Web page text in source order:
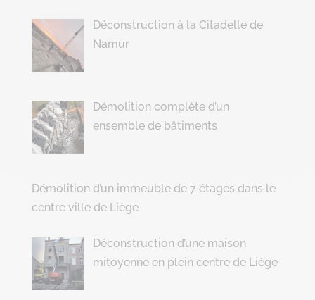
Déconstruction à la Citadelle de
Namur
Démolition complète d’un
ensemble de bâtiments
Démolition d’un immeuble de 7 étages dans le
centre ville de Liège
Déconstruction d’une maison
mitoyenne en plein centre de Liège